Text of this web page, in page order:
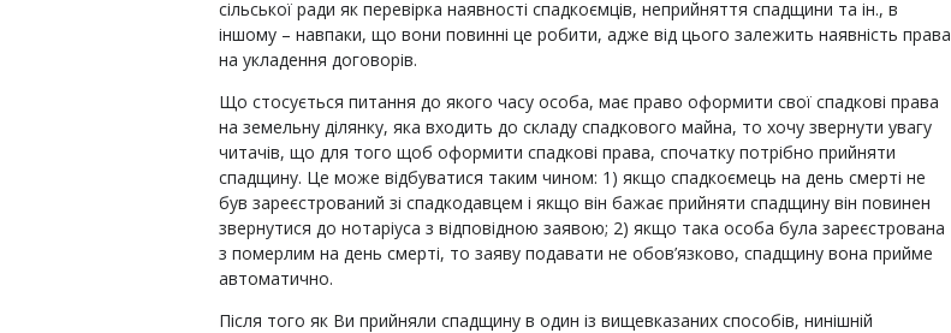
сільської ради як перевірка наявності спадкоємців, неприйняття спадщини та ін., в
іншому – навпаки, що вони повинні це робити, адже від цього залежить наявність права
на укладення договорів.
Що стосується питання до якого часу особа, має право оформити свої спадкові права
на земельну ділянку, яка входить до складу спадкового майна, то хочу звернути увагу
читачів, що для того щоб оформити спадкові права, спочатку потрібно прийняти
спадщину. Це може відбуватися таким чином: 1) якщо спадкоємець на день смерті не
був зареєстрований зі спадкодавцем і якщо він бажає прийняти спадщину він повинен
звернутися до нотаріуса з відповідною заявою; 2) якщо така особа була зареєстрована
з померлим на день смерті, то заяву подавати не обов’язково, спадщину вона прийме
автоматично.
Після того як Ви прийняли спадщину в один із вищевказаних способів, нинішній